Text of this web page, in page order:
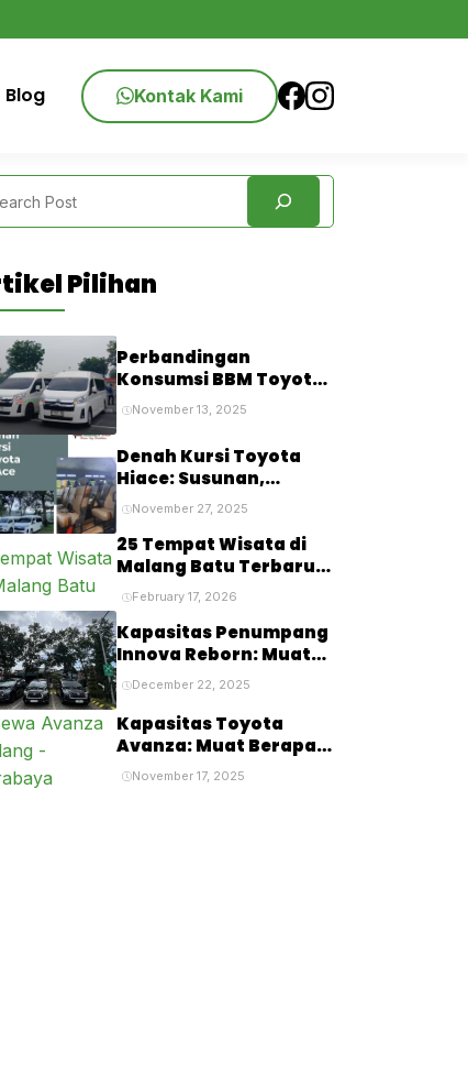
Blog Kontak Kami
Pilihan
Perbandingan
Konsumsi BBM Toyota
Hiace: Premio vs
Commuter vs Luxury,
Mana yang Paling Irit?
November 13, 2025
Denah Kursi Toyota
Hiace: Susunan,
Kapasitas, dan
Kenyamanan
Penumpang
November 27, 2025
25 Tempat Wisata di
Malang Batu Terbaru
2026 yang Lagi Hits &
February 17, 2026
Kapasitas Penumpang
Innova Reborn: Muat
Berapa Orang?
December 22, 2025
Kapasitas Toyota
Avanza: Muat Berapa
Orang & Cocok untuk
November 17, 2025